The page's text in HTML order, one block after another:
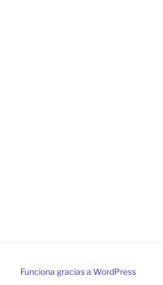
Funciona gracias a WordPress